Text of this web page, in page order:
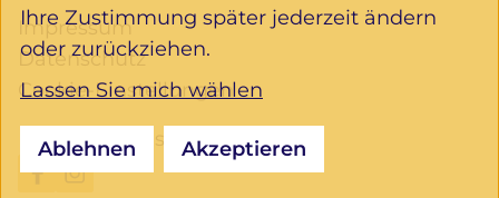
Impressum
Datenschutz
Cookie-Einstellungen
Folgen Sie uns:
Ihre Zustimmung später jederzeit ändern
oder zurückziehen.
Lassen Sie mich wählen
Ablehnen Akzeptieren